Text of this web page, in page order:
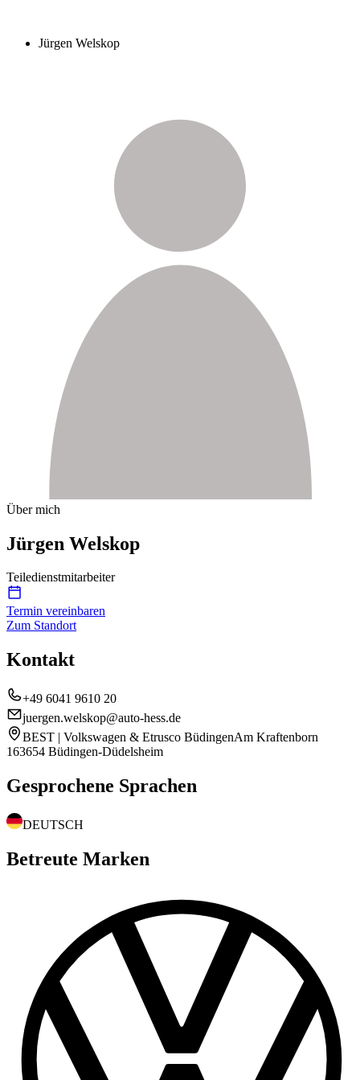
Jürgen Welskop
Über mich
Jürgen Welskop
Teiledienstmitarbeiter
Termin vereinbaren
Zum Standort
Kontakt
+49 6041 9610 20
juergen.welskop@auto-hess.de
BEST | Volkswagen & Etrusco BüdingenAm Kraftenborn
163654 Büdingen-Düdelsheim
Gesprochene Sprachen
DEUTSCH
Betreute Marken